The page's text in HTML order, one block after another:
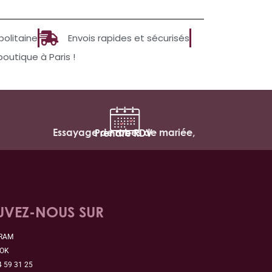
Envois rapides et sécurisés
à Paris !
Essayage de robes de mariée,
Prendre RDV
NOUS SUR
59 31 25